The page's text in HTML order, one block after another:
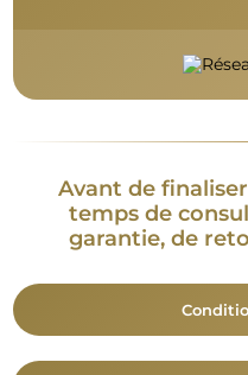
Avant de
temps de
garantie, de